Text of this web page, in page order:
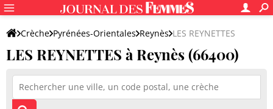
Crèche Pyrénées-Orientales Reynès LES REYNETTES
LES REYNETTES à Reynès (66400)